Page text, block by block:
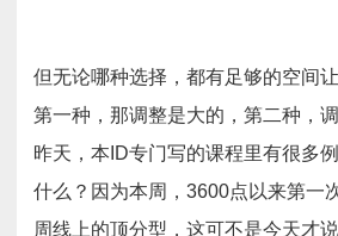
但无论哪种选择，都有足够的空间
第一种，那调整是大的，第二种，
昨天，本ID专门写的课程里有很多
什么？因为本周，3600点以来第一
周线上的顶分型，这可不是今天才说